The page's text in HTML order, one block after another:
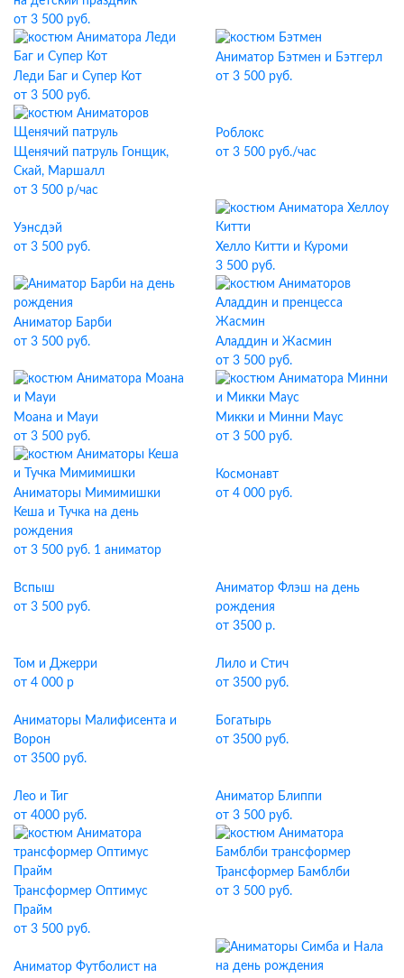
от 3 500 руб.
Леди Баг и Супер Кот
от 3 500 руб.
Аниматор Бэтмен и Бэтгерл
от 3 500 руб.
Щенячий патруль Гонщик,
Скай, Маршалл
от 3 500 р/час
Роблокс
от 3 500 руб./час
Уэнсдэй
от 3 500 руб.
Хелло Китти и Куроми
3 500 руб.
Аниматор Барби
от 3 500 руб.
Аладдин и Жасмин
от 3 500 руб.
Моана и Мауи
от 3 500 руб.
Микки и Минни Маус
от 3 500 руб.
Аниматоры Мимимишки
Кеша и Тучка на день
рождения
от 3 500 руб. 1 аниматор
Космонавт
от 4 000 руб.
Вспыш
от 3 500 руб.
Аниматор Флэш на день
рождения
от 3500 р.
Том и Джерри
от 4 000 р
Лило и Стич
от 3500 руб.
Аниматоры Малифисента и
Ворон
от 3500 руб.
Богатырь
от 3500 руб.
Лео и Тиг
от 4000 руб.
Аниматор Блиппи
от 3 500 руб.
Трансформер Оптимус
Прайм
от 3 500 руб.
Трансформер Бамблби
от 3 500 руб.
Аниматор Футболист на